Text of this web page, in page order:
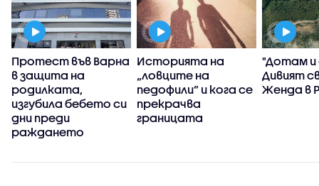
Протест във Варна
в защита на
родилката,
изгубила бебето си
дни преди
раждането
Историята на
„ловците на
педофили” и кога се
прекрачва
границата
"Дотам и
Дивият
Женда в